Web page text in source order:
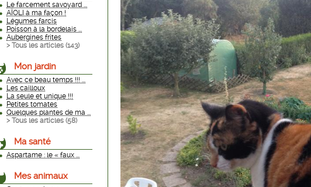
Le farcement savoyard ...
AÏOLI à ma façon !
Légumes farcis
Poisson à la bordelais ...
Aubergines frites
> Tous les articles (143)
Mon jardin
Avec ce beau temps !!! ...
Les cailloux
La seule et unique !!!
Petites tomates
Quelques plantes de ma ...
> Tous les articles (58)
Ma santé
Aspartame : le « faux ...
Mes animaux